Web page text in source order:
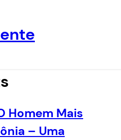
Homem Mais
– Uma